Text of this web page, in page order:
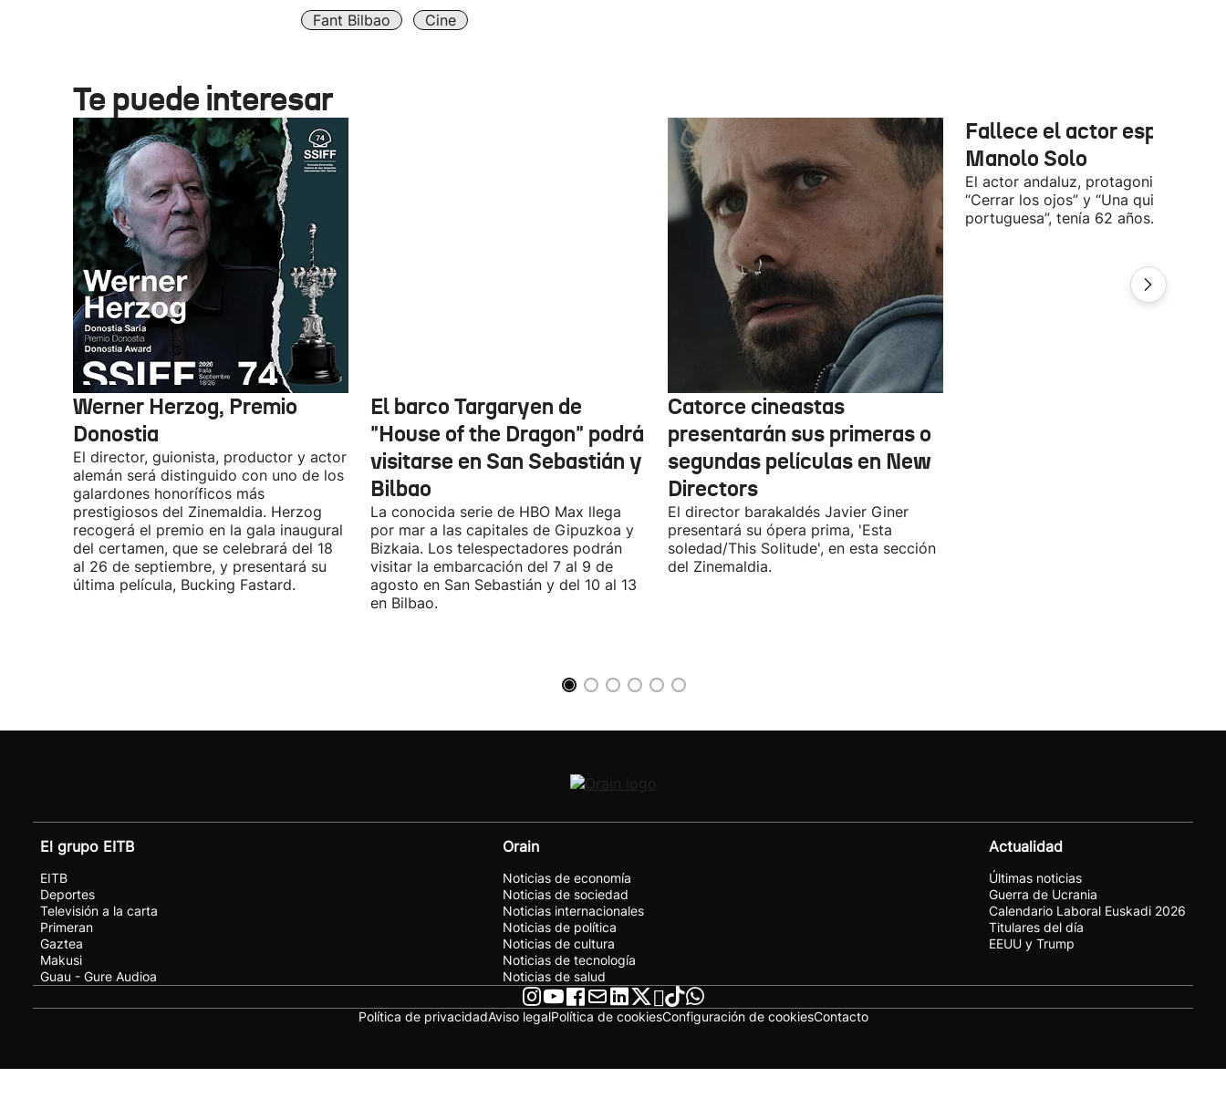
Fant Bilbao Cine
Te puede interesar
Werner Herzog, Premio
Donostia
El director, guionista, productor y actor
alemán será distinguido con uno de los
galardones honoríficos más
prestigiosos del Zinemaldia. Herzog
recogerá el premio en la gala inaugural
del certamen, que se celebrará del 18
al 26 de septiembre, y presentará su
última película, Bucking Fastard.
El barco Targaryen de
"House of the Dragon" podrá
visitarse en San Sebastián y
Bilbao
La conocida serie de HBO Max llega
por mar a las capitales de Gipuzkoa y
Bizkaia. Los telespectadores podrán
visitar la embarcación del 7 al 9 de
agosto en San Sebastián y del 10 al 13
en Bilbao.
Catorce cineastas
presentarán sus primeras o
segundas películas en New
Directors
El director barakaldés Javier Giner
presentará su ópera prima, 'Esta
soledad/This Solitude', en esta sección
del Zinemaldia.
Fallece el actor español
Manolo Solo
El actor andaluz, protagonista de
“Cerrar los ojos” y “Una quinta
portuguesa”, tenía 62 años.
El grupo EITB
EITB
Deportes
Televisión a la carta
Primeran
Gaztea
Makusi
Guau - Gure Audioa
Orain
Noticias de economía
Noticias de sociedad
Noticias internacionales
Noticias de política
Noticias de cultura
Noticias de tecnología
Noticias de salud
Actualidad
Últimas noticias
Guerra de Ucrania
Calendario Laboral Euskadi 2026
Titulares del día
EEUU y Trump
Política de privacidadAviso legalPolítica de cookiesConfiguración de cookiesContacto